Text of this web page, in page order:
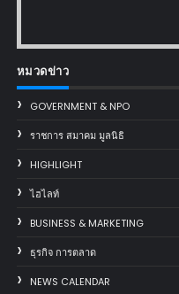
หมวดข่าว
GOVERNMENT & NPO
ราชการ สมาคม มูลนิธิ
HIGHLIGHT
ไฮไลท์
BUSINESS & MARKETING
ธุรกิจ การตลาด
NEWS CALENDAR